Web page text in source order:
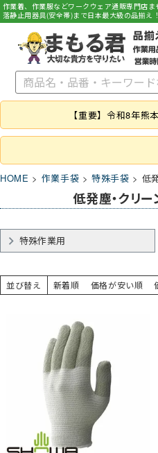
作業着、作業服などワークウェア通販専門店
落静止用器具(安全帯)まで日本最大級の品揃え！
【重要】令和8年
HOME 作業手袋 特殊手袋 低
低発塵・クリ
特殊作業用
並び替え 新着順 価格が安い順